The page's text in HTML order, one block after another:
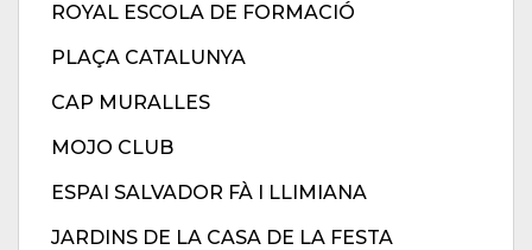
ROYAL ESCOLA DE FORMACIÓ
PLAÇA CATALUNYA
CAP MURALLES
MOJO CLUB
ESPAI SALVADOR FÀ I LLIMIANA
JARDINS DE LA CASA DE LA FESTA